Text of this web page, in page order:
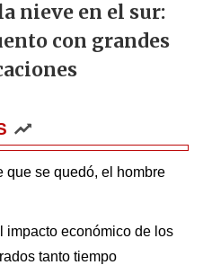
nieve en el sur:
con grandes
que se quedó, el hombre
impacto económico de los
tanto tiempo